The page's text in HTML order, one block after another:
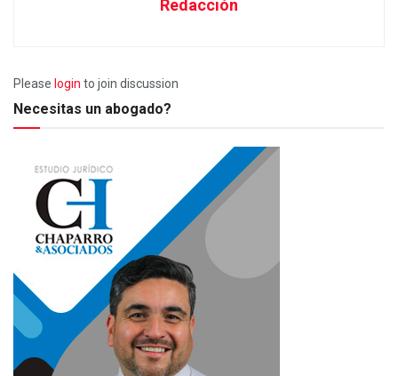
Redacción
Please login to join discussion
Necesitas un abogado?